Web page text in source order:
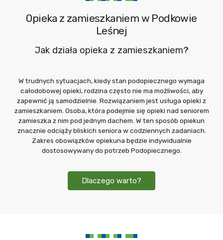
Opieka z zamieszkaniem w Podkowie
Leśnej
Jak działa opieka z zamieszkaniem?
W trudnych sytuacjach, kiedy stan podopiecznego wymaga
całodobowej opieki, rodzina często nie ma możliwości, aby
zapewnić ją samodzielnie. Rozwiązaniem jest usługa opieki z
zamieszkaniem. Osoba, która podejmie się opieki nad seniorem
zamieszka z nim pod jednym dachem. W ten sposób opiekun
znacznie odciąży bliskich seniora w codziennych zadaniach.
Zakres obowiązków opiekuna będzie indywidualnie
dostosowywany do potrzeb Podopiecznego.
Dlaczego warto?